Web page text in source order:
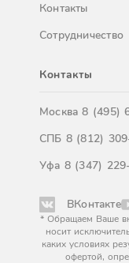
Контакты
Сотрудничество
Контакты
Москва8 (495)
СПБ 8 (812)
Уфа 8 (347)
ВКонтакте
* Обращаем Ваше
носит
каких условиях
офертой,